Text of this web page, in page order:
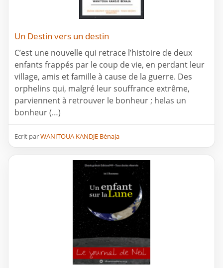
Un Destin vers un destin
C’est une nouvelle qui retrace l’histoire de deux
enfants frappés par le coup de vie, en perdant leur
village, amis et famille à cause de la guerre. Des
orphelins qui, malgré leur souffrance extrême,
parviennent à retrouver le bonheur ; helas un
bonheur (…)
Ecrit parWANITOUA KANDJE Bénaja